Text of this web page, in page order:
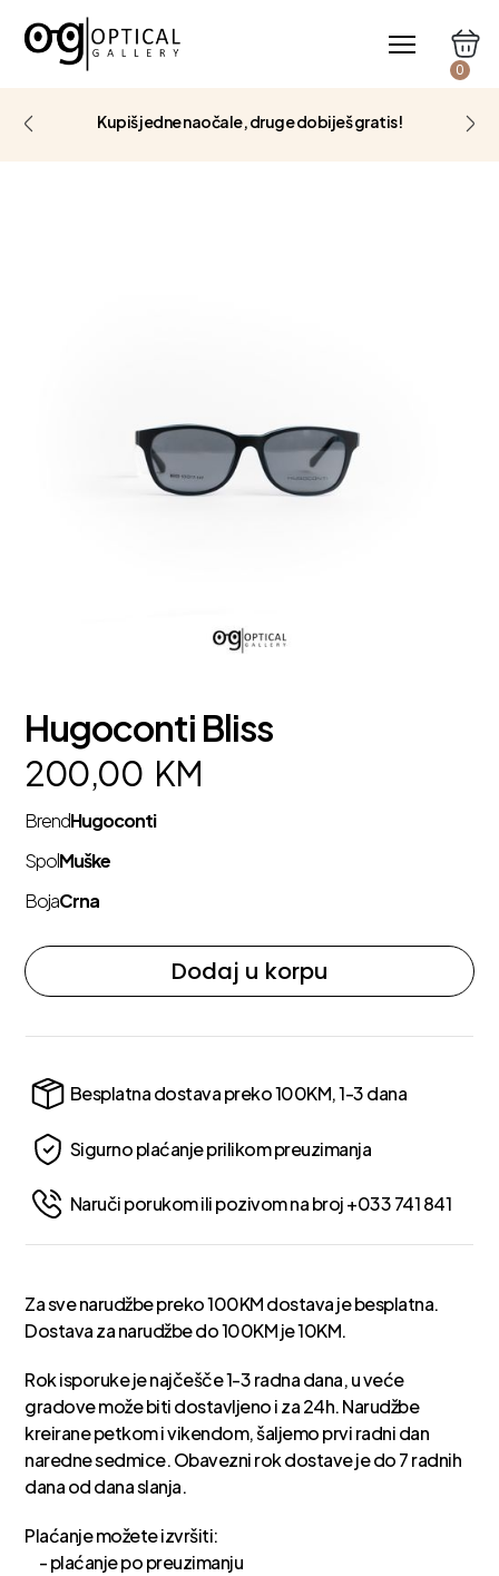
0
Kupiš jedne naočale, druge dobiješ gratis!
Hugoconti Bliss
200,00 KM
BrendHugoconti
SpolMuške
BojaCrna
Dodaj u korpu
Besplatna dostava preko 100KM, 1-3 dana
Sigurno plaćanje prilikom preuzimanja
Naruči porukom ili pozivom na broj +033 741 841
Za sve narudžbe preko 100KM dostava je besplatna.
Dostava za narudžbe do 100KM je 10KM.
Rok isporuke je najčešče 1-3 radna dana, u veće
gradove može biti dostavljeno i za 24h. Narudžbe
kreirane petkom i vikendom, šaljemo prvi radni dan
naredne sedmice. Obavezni rok dostave je do 7 radnih
dana od dana slanja.
Plaćanje možete izvršiti:
- plaćanje po preuzimanju